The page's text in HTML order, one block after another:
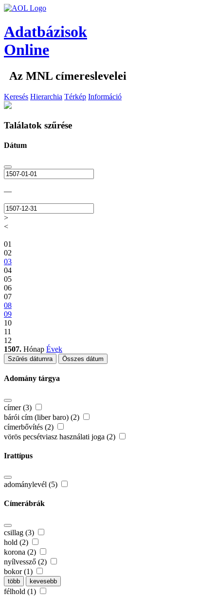
Adatbázisok
Online
Az MNL címereslevelei
Keresés Hierarchia Térkép Információ
Találatok szűrése
Dátum
—
>
<
01
02
03
04
05
06
07
08
09
10
11
12
1507. Hónap Évek
Szűrés dátumra Összes dátum
Adomány tárgya
címer (3)
bárói cím (liber baro) (2)
címerbővítés (2)
vörös pecsétviasz használati joga (2)
Irattípus
adománylevél (5)
Címerábrák
csillag (3)
hold (2)
korona (2)
nyílvessző (2)
bokor (1)
több kevesebb
félhold (1)